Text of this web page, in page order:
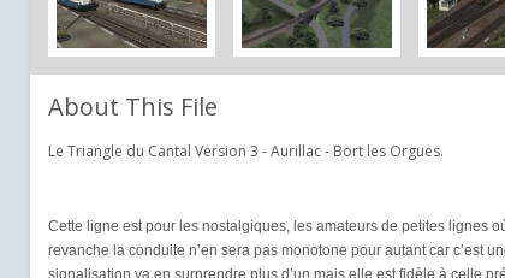
About This File
Le Triangle du Cantal Version 3 - Aurillac - Bort les Orgues.
Cette ligne est pour les nostalgiques, les amateurs de petites lignes
revanche la conduite n’en sera pas monotone pour autant car c’est
signalisation va en surprendre plus d’un mais elle est fidèle à celle